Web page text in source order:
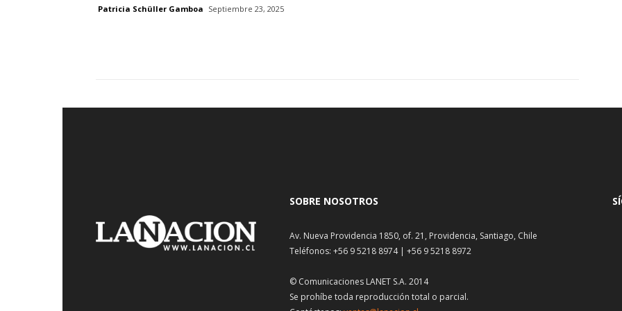
Patricia Schüller Gamboa Septiembre 23, 2025
SOBRE NOSOTROS
Av. Nueva Providencia 1850, of. 21, Providencia, Santiago, Chile
Teléfonos: +56 9 5218 8974 | +56 9 5218 8972
© Comunicaciones LANET S.A. 2014
Se prohíbe toda reproducción total o parcial.